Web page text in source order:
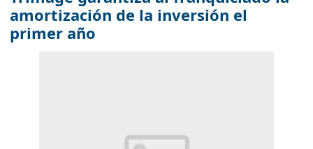
amortización de la inversión el
primer año